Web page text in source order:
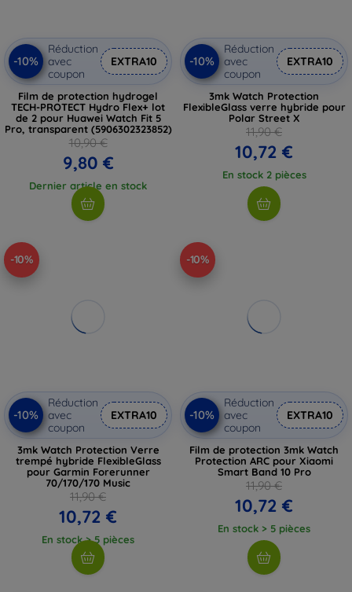
-10%
Réduction
avec
coupon
EXTRA10
Film de protection hydrogel
TECH-PROTECT Hydro Flex+ lot
de 2 pour Huawei Watch Fit 5
Pro, transparent (5906302323852)
10,90 €
9,80 €
Dernier article en stock
-10%
Réduction
avec
coupon
EXTRA10
3mk Watch Protection
FlexibleGlass verre hybride pour
Polar Street X
11,90 €
10,72 €
En stock 2 pièces
-10%
-10%
Réduction
avec
coupon
EXTRA10
3mk Watch Protection Verre
trempé hybride FlexibleGlass
pour Garmin Forerunner
70/170/170 Music
11,90 €
10,72 €
En stock > 5 pièces
-10%
-10%
Réduction
avec
coupon
EXTRA10
Film de protection 3mk Watch
Protection ARC pour Xiaomi
Smart Band 10 Pro
11,90 €
10,72 €
En stock > 5 pièces